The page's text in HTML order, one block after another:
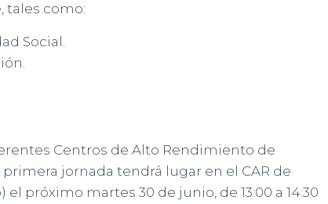
tales como:
Social.
Centros de Alto Rendimiento de
primera jornada tendrá lugar en el CAR de
próximo martes 30 de junio, de 13:00 a 14:30